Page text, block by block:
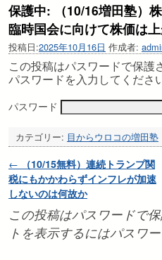
保護中: （10/16増田塾）
臨時国会に向けて株価は上
投稿日:2025年10月16日 作成者:
この投稿はパスワードで保護
パスワードを入力してくださ
パスワード
カテゴリー: 目からウロコの増田塾
投稿ナビゲーション
← （10/15無料）連続トランプ関
税にもかかわらずインフレが加速
しないのは何故か
この投稿はパスワードで
トを表示するにはパスワ